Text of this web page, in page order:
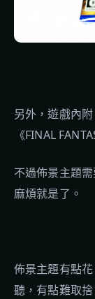
另外，遊戲內
《FINAL
不過佈景主題
麻煩就是了。
佈景主題有點
聽，有點難取捨